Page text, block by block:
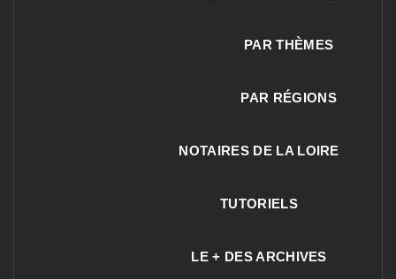
PAR THÈMES
PAR RÉGIONS
NOTAIRES DE LA LOIRE
TUTORIELS
LE + DES ARCHIVES